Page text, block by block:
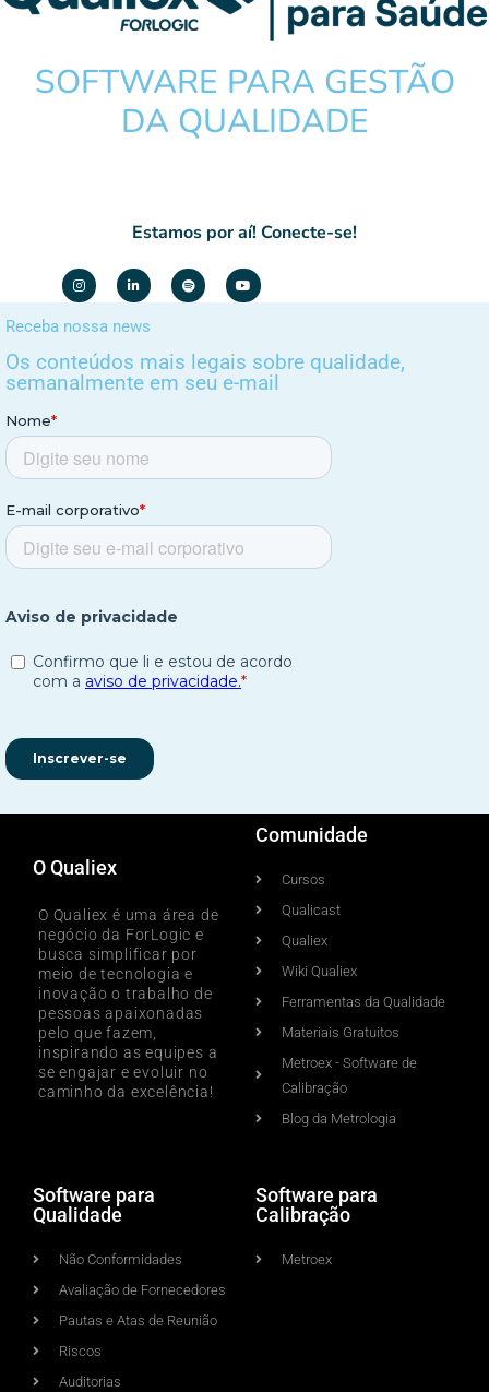
SOFTWARE PARA GESTÃO
DA QUALIDADE
Estamos por aí! Conecte-se!
Receba nossa news
Os conteúdos mais legais sobre qualidade,
semanalmente em seu e-mail
O Qualiex
O Qualiex é uma área de
negócio da ForLogic e
busca simplificar por
meio de tecnologia e
inovação o trabalho de
pessoas apaixonadas
pelo que fazem,
inspirando as equipes a
se engajar e evoluir no
caminho da excelência!
Comunidade
Cursos
Qualicast
Qualiex
Wiki Qualiex
Ferramentas da Qualidade
Materiais Gratuitos
Metroex - Software de
Calibração
Blog da Metrologia
Software para
Qualidade
Não Conformidades
Avaliação de Fornecedores
Pautas e Atas de Reunião
Riscos
Auditorias
Software para
Calibração
Metroex